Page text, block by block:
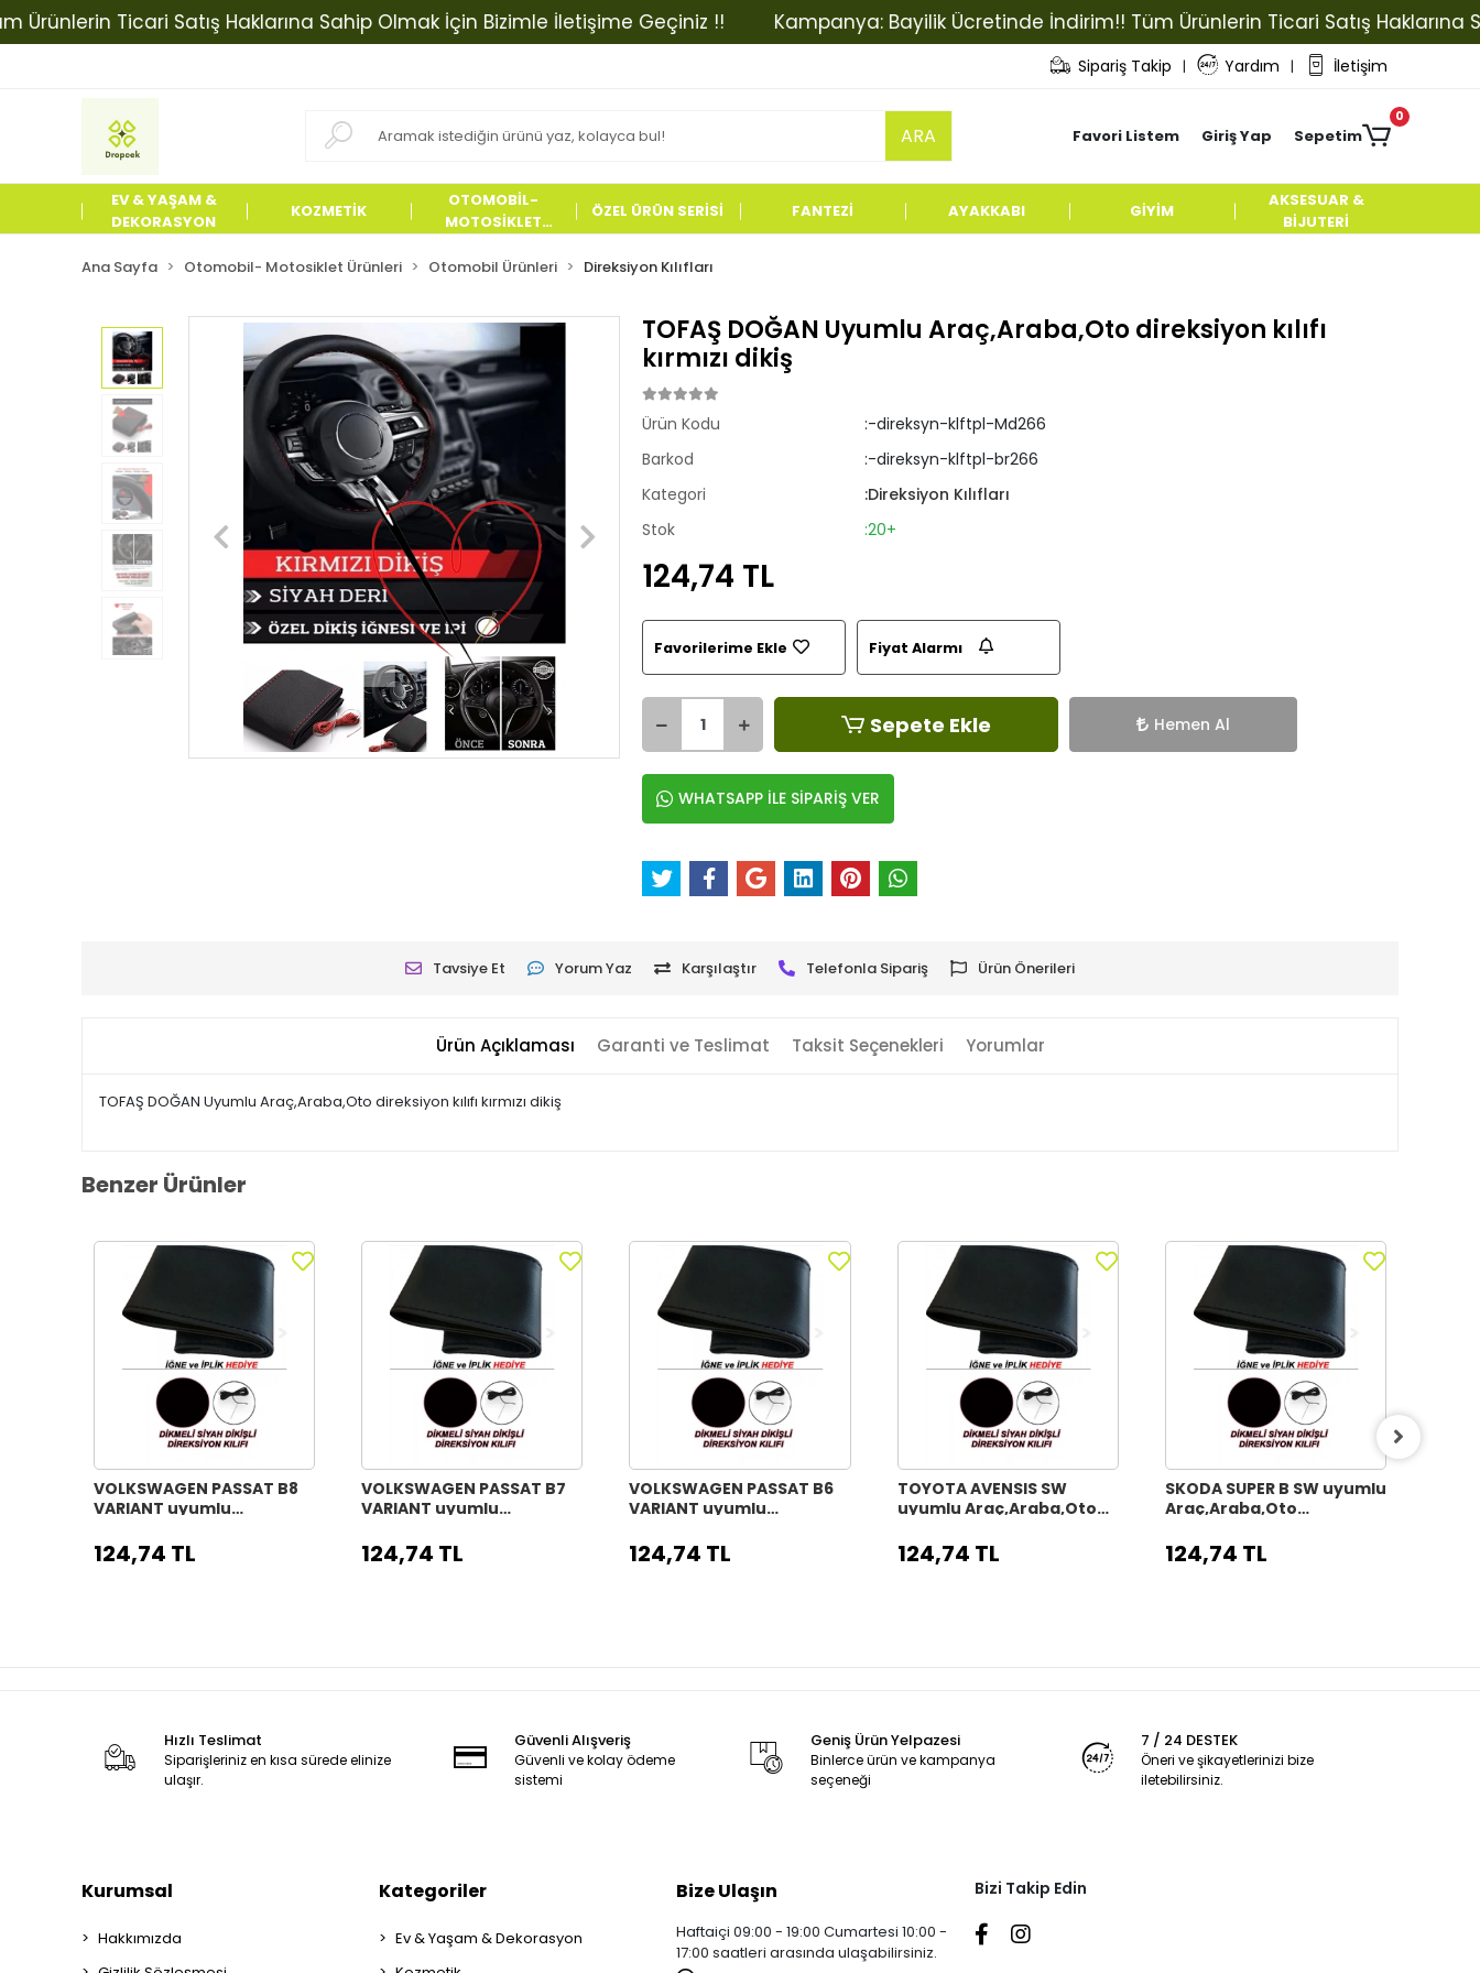
Ticari Satış Haklarına Sahip Olmak İçin Bizimle İletişime Geçiniz !! Kampanya: Bayilik Ücretinde İndirim!! Tüm Ürünlerin Ticari Satış Haklarına
Sipariş Takip | Yardım | İletişim
ARA Favori Listem Giriş Yap Sepetim
0
EV & YAŞAM &
DEKORASYON
KOZMETİK
OTOMOBİL-
MOTOSİKLET
ÖZEL ÜRÜN SERİSİ FANTEZİ AYAKKABI GİYİM
AKSESUAR &
BİJUTERİ
Ana Sayfa Otomobil- Motosiklet Ürünleri Otomobil Ürünleri Direksiyon Kılıfları
TOFAŞ DOĞAN Uyumlu Araç,Araba,Oto direksiyon kılıfı
kırmızı dikiş
Ürün Kodu
:-direksyn-klftpl-Md266
Barkod
:-direksyn-klftpl-br266
Kategori
:Direksiyon Kılıfları
Stok
:20+
124,74 TL
Favorilerime Ekle Fiyat Alarmı
Sepete Ekle Hemen Al
WHATSAPP İLE SİPARİŞ VER
Tavsiye Et Yorum Yaz Karşılaştır Telefonla Sipariş Ürün Önerileri
Ürün Açıklaması Garanti ve Teslimat Taksit Seçenekleri Yorumlar
TOFAŞ DOĞAN Uyumlu Araç,Araba,Oto direksiyon kılıfı kırmızı dikiş
Benzer Ürünler
VOLKSWAGEN PASSAT B8
VARIANT uyumlu
direksiyon kılıfı siyah dikiş
124,74 TL
VOLKSWAGEN PASSAT B7
VARIANT uyumlu
direksiyon kılıfı siyah dikiş
124,74 TL
VOLKSWAGEN PASSAT B6
VARIANT uyumlu
direksiyon kılıfı siyah dikiş
124,74 TL
TOYOTA AVENSIS SW
uyumlu Araç,Araba,Oto
124,74 TL
SKODA SUPER B SW uyumlu
Araç,Araba,Oto
124,74 TL
Hızlı Teslimat
Siparişleriniz en kısa sürede elinize
ulaşır.
Güvenli Alışveriş
Güvenli ve kolay ödeme
sistemi
Geniş Ürün Yelpazesi
Binlerce ürün ve kampanya
seçeneği
7 / 24 DESTEK
Öneri ve şikayetlerinizi bize
iletebilirsiniz.
Kurumsal
Hakkımızda
Kategoriler
Ev & Yaşam & Dekorasyon
Bize Ulaşın
Haftaiçi 09:00 - 19:00 Cumartesi 10:00 -
17:00 saatleri arasında ulaşabilirsiniz.
Bizi Takip Edin